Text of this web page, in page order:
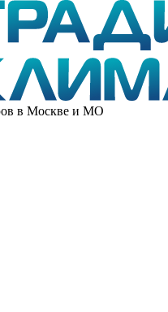
в Москве и МО